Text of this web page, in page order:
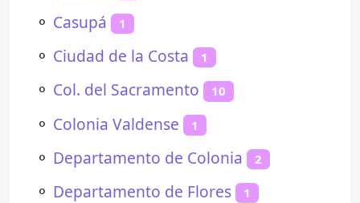
⚬ Casupá 1
⚬ Ciudad de la Costa 1
⚬ Col. del Sacramento 10
⚬ Colonia Valdense 1
⚬ Departamento de Colonia 2
⚬ Departamento de Flores 1